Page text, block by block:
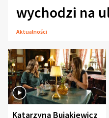
wychodzi na
Aktualności
Katarzyna Bujakiewicz